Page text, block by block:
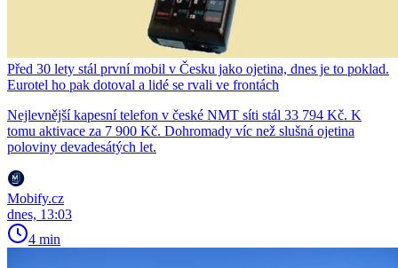
Před 30 lety stál první mobil v Česku jako ojetina, dnes je to poklad.
Eurotel ho pak dotoval a lidé se rvali ve frontách
Nejlevnější kapesní telefon v české NMT síti stál 33 794 Kč. K
tomu aktivace za 7 900 Kč. Dohromady víc než slušná ojetina
poloviny devadesátých let.
Mobify.cz
dnes, 13:03
4 min